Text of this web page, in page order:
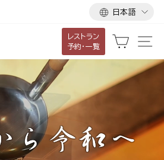
言
語
日本語
レストラン
予約・一覧
カート